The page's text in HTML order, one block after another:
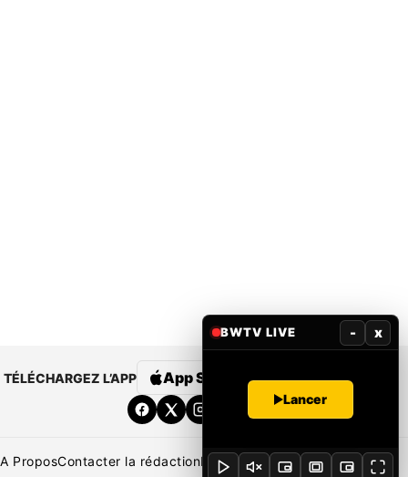
TÉLÉCHARGEZ L’APP App Store Google Play
A ProposContacter la rédactionRédaction Mentions légales
BWTV LIVE - x
Lancer